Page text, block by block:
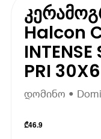
Halcon
PRI
დომინო •
₾46.9